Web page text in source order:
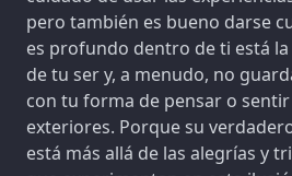
pero también es bueno darse
es profundo dentro de ti está
de tu ser y, a menudo, no
con tu forma de pensar o
exteriores. Porque su
está más allá de las alegrías y